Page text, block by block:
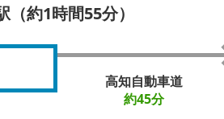
約1時間55分）
高知自動車道
約45分